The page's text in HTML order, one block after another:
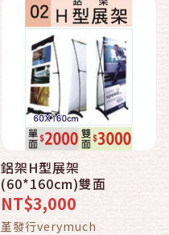
鋁架H型展架
(60*160cm)雙面
NT$3,000
堇發行verymuch